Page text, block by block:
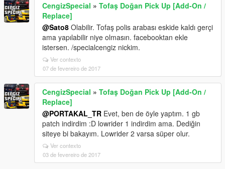
CengizSpecial » Tofaş Doğan Pick Up [Add-On /
Replace]
@Sato8 Olabilir. Tofaş polis arabası eskide kaldı gerçi
ama yapılabilir niye olmasın. facebooktan ekle
istersen. /specialcengiz nickim.
Ver contexto
07 de fevereiro de 2017
CengizSpecial » Tofaş Doğan Pick Up [Add-On /
Replace]
@PORTAKAL_TR Evet, ben de öyle yaptım. 1 gb
patch indirdim :D lowrider 1 indirdim ama. Dediğin
siteye bi bakayım. Lowrider 2 varsa süper olur.
Ver contexto
03 de fevereiro de 2017